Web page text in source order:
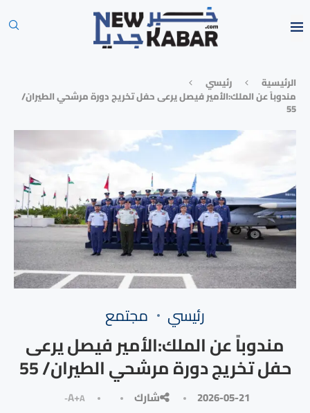
الرئيسية
رئيسي
مندوباً عن الملك:الأمير فيصل يرعى حفل تخريج دورة مرشحي الطيران/
55
رئيسي مجتمع
مندوباً عن الملك:الأمير فيصل يرعى
حفل تخريج دورة مرشحي الطيران/ 55
2026-05-21 شارك A+A-